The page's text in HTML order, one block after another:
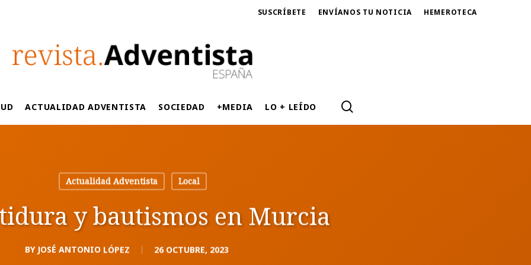
SUSCRÍBETE ENVÍANOS TU NOTICIA HEMEROTECA
ACTUALIDAD ADVENTISTA SOCIEDAD +MEDIA LO + LEÍDO
Actualidad Adventista Local
y bautismos en Murcia
BY JOSÉ ANTONIO LÓPEZ 26 OCTUBRE, 2023